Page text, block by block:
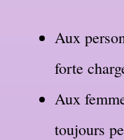
Aux
forte
Aux
toujours